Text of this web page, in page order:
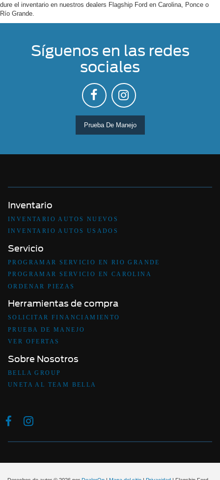
dure el inventario en nuestros dealers Flagship Ford en Carolina, Ponce o
Río Grande.
Síguenos en las redes
sociales
Prueba De Manejo
Inventario
INVENTARIO AUTOS NUEVOS
INVENTARIO AUTOS USADOS
Servicio
PROGRAMAR SERVICIO EN RIO GRANDE
PROGRAMAR SERVICIO EN CAROLINA
ORDENAR PIEZAS
Herramientas de compra
SOLICITAR FINANCIAMIENTO
PRUEBA DE MANEJO
VER OFERTAS
Sobre Nosotros
BELLA GROUP
UNETA AL TEAM BELLA